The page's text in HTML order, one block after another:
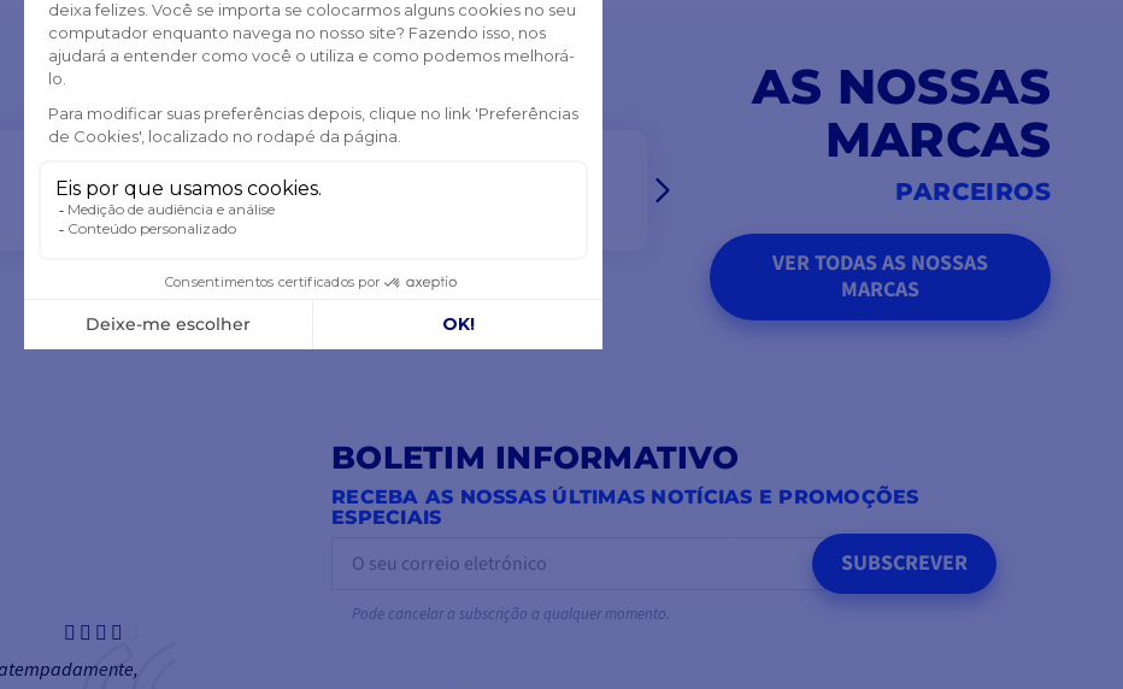
AS NOSSAS
MARCAS
PARCEIROS
VER TODAS AS NOSSAS
MARCAS
BOLETIM INFORMATIVO
RECEBA AS NOSSAS ÚLTIMAS NOTÍCIAS E PROMOÇÕES
ESPECIAIS
SUBSCREVER
Pode cancelar a subscrição a qualquer momento.